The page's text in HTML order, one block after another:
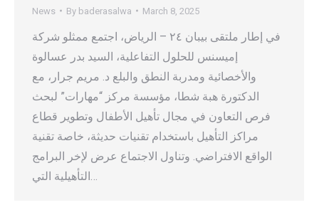
News By baderasalwa March 8, 2025
في إطار ملتقى بيبان ٢٤ – الرياض، اجتمع ممثلو شركة
إميسنس للحلول التفاعلية، السيد بدر عسالوة
والأخصائية ومدربة النطق والبلع د. مريم جرار، مع
الدكتورة هبة شطا، مؤسسة مركز “مهارات” لبحث
فرص التعاون في مجال تأهيل الأطفال وتطوير قطاع
مراكز التأهيل باستخدام تقنيات حديثة، خاصة تقنية
الواقع الافتراضي. وتناول الاجتماع عرض لإخر البرامج